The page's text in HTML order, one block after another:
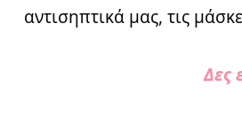
αντισηπτικά μας, τις
Δες